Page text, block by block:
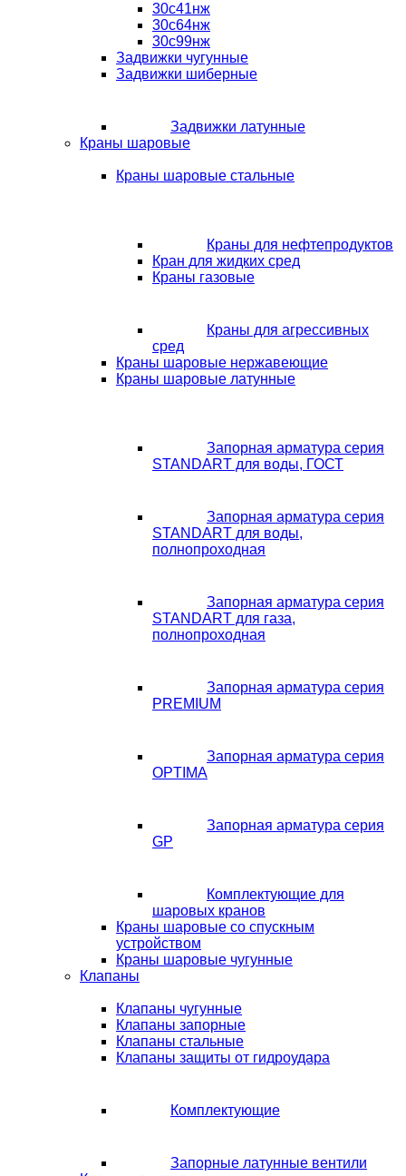
30с41нж
30с64нж
30с99нж
Задвижки чугунные
Задвижки шиберные
Задвижки латунные
Краны шаровые
Краны шаровые стальные
Краны для нефтепродуктов
Кран для жидких сред
Краны газовые
Краны для агрессивных
сред
Краны шаровые нержавеющие
Краны шаровые латунные
Запорная арматура серия
STANDART для воды, ГОСТ
Запорная арматура серия
STANDART для воды,
полнопроходная
Запорная арматура серия
STANDART для газа,
полнопроходная
Запорная арматура серия
PREMIUM
Запорная арматура серия
OPTIMA
Запорная арматура серия
GP
Комплектующие для
шаровых кранов
Краны шаровые со спускным
устройством
Краны шаровые чугунные
Клапаны
Клапаны чугунные
Клапаны запорные
Клапаны стальные
Клапаны защиты от гидроудара
Комплектующие
Запорные латунные вентили